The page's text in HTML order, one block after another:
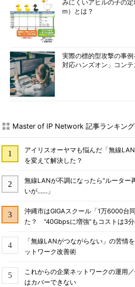
みにくいアヒルの子の
m）とは？
実際の標的型攻撃の事
対応ハンズオン」コン
Master of IP Network 記事ランキング
アイリスオーヤマも悩んだ「無線
を変えて解決した？
無線LANが不調になったら“ルーター
いが……」
沖縄市はGIGAスクール「1万6000台
た？ “40Gbpsに増強”もコストは3分
「無線LANがつながらない」の苦
ットワーク改善術
これからの企業ネットワークの運用
はカバーできない